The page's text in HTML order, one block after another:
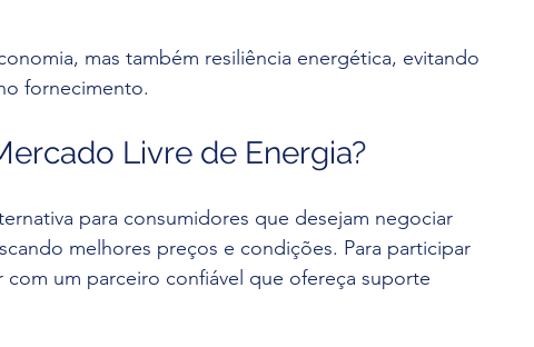
mas também resiliência energética, evitando
fornecimento.
Livre de Energia?
para consumidores que desejam negociar
melhores preços e condições. Para participar
um parceiro confiável que ofereça suporte